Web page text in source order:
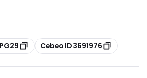
Kopiëren
Cebeo ID 3691976